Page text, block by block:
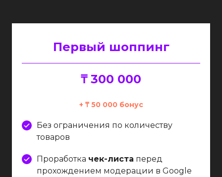
Первый шоппинг
₸ 300 000
+ ₸ 50 000 бонус
Без ограничения по количеству
товаров
Проработка чек-листа перед
прохождением модерации в Google